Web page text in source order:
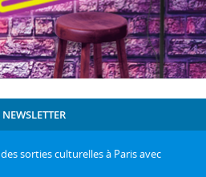
sorties culturelles à Paris avec